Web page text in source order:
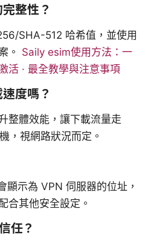
整性？
SHA-512 哈希值，並使用
。 Saily esim使用方法：一
活 · 最全教學與注意事項
度嗎？
整體效能，讓下載流量走
，視網路狀況而定。
顯示為 VPN 伺服器的位址，
合其他安全設定。
任？